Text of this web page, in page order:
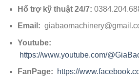
Hổ trợ kỹ thuật 24/7:
Email:
Youtube:
https://www.youtube.com/
FanPage: https://